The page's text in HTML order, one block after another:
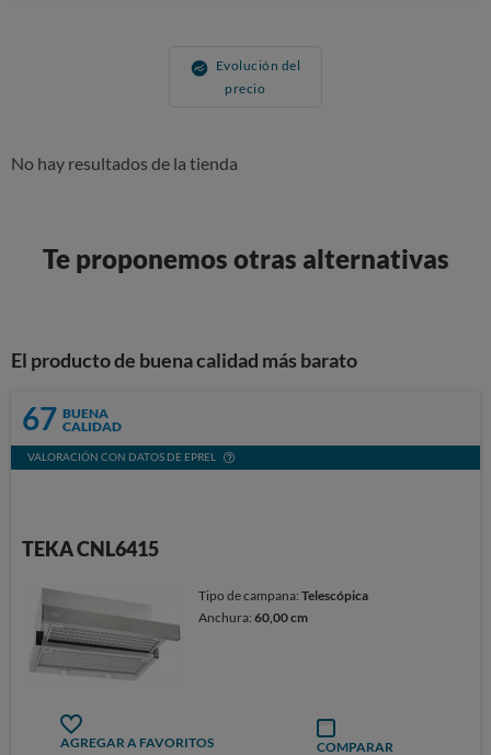
Evolución del
precio
No hay resultados de la tienda
Te proponemos otras alternativas
El producto de buena calidad más barato
67 BUENA
CALIDAD
VALORACIÓN CON DATOS DE EPREL
TEKA CNL6415
Tipo de campana:Telescópica
Anchura:60,00 cm
AGREGAR A FAVORITOS COMPARAR